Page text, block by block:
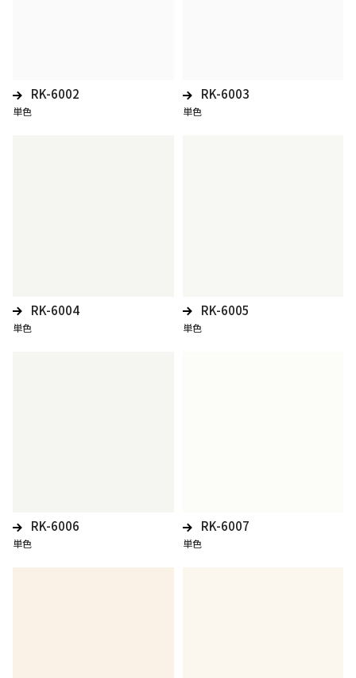
RK-6002
単色
RK-6003
単色
RK-6004
単色
RK-6005
単色
RK-6006
単色
RK-6007
単色